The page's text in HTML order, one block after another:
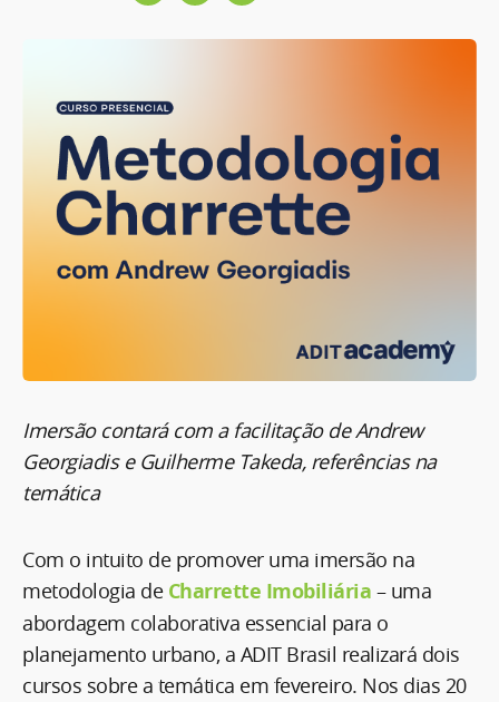
Imersão contará com a facilitação de Andrew
Georgiadis e Guilherme Takeda, referências na
temática
Com o intuito de promover uma imersão na
metodologia de Charrette Imobiliária – uma
abordagem colaborativa essencial para o
planejamento urbano, a ADIT Brasil realizará dois
cursos sobre a temática em fevereiro. Nos dias 20